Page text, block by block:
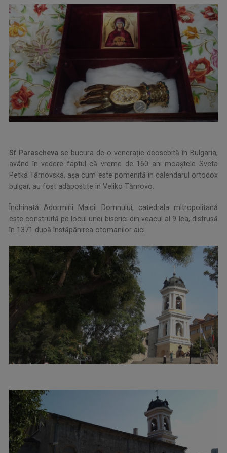
Sf Parascheva se bucura de o venerație deosebită în Bulgaria,
având în vedere faptul că vreme de 160 ani moaștele Sveta
Petka Târnovska, așa cum este pomenită în calendarul ortodox
bulgar, au fost adăpostite in Veliko Tărnovo.
Închinată Adormirii Maicii Domnului, catedrala mitropolitană
este construită pe locul unei biserici din veacul al 9-lea, distrusă
în 1371 după înstăpânirea otomanilor aici.